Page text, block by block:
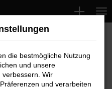
die bestmögliche Nutzung
und unsere
verbessern. Wir
und verarbeiten